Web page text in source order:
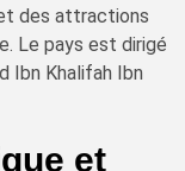
des attractions
Le pays est dirigé
Ibn Khalifah Ibn
et